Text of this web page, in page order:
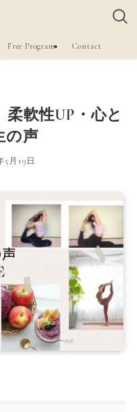
Free Program Contact
柔軟性UP・心と
の声
5月19日